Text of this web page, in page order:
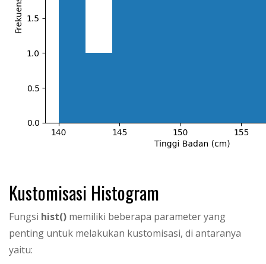
Kustomisasi Histogram
Fungsi hist() memiliki beberapa parameter yang
penting untuk melakukan kustomisasi, di antaranya
yaitu: